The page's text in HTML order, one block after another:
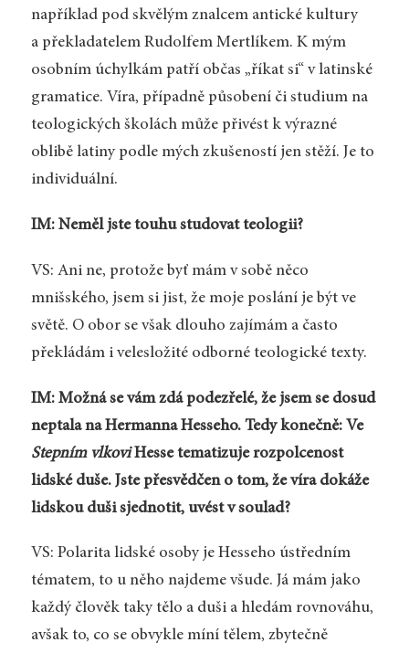
například pod skvělým znalcem antické kultury
a překladatelem Rudolfem Mertlíkem. K mým
osobním úchylkám patří občas „říkat si“ v latinské
gramatice. Víra, případně působení či studium na
teologických školách může přivést k výrazné
oblibě latiny podle mých zkušeností jen stěží. Je to
individuální.
IM: Neměl jste touhu studovat teologii?
VS: Ani ne, protože byť mám v sobě něco
mnišského, jsem si jist, že moje poslání je být ve
světě. O obor se však dlouho zajímám a často
překládám i velesložité odborné teologické texty.
IM: Možná se vám zdá podezřelé, že jsem se dosud
neptala na Hermanna Hesseho. Tedy konečně: Ve
Stepním vlkoviHesse tematizuje rozpolcenost
lidské duše. Jste přesvědčen o tom, že víra dokáže
lidskou duši sjednotit, uvést v soulad?
VS: Polarita lidské osoby je Hesseho ústředním
tématem, to u něho najdeme všude. Já mám jako
každý člověk taky tělo a duši a hledám rovnováhu,
avšak to, co se obvykle míní tělem, zbytečně